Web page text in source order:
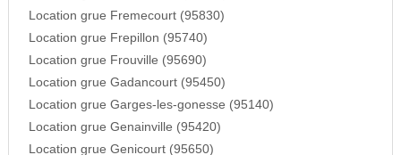
Location grue Fremecourt (95830)
Location grue Frepillon (95740)
Location grue Frouville (95690)
Location grue Gadancourt (95450)
Location grue Garges-les-gonesse (95140)
Location grue Genainville (95420)
Location grue Genicourt (95650)